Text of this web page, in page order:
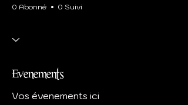
0 Abonné 0 Suivi
Evenements
Vos évenements ici